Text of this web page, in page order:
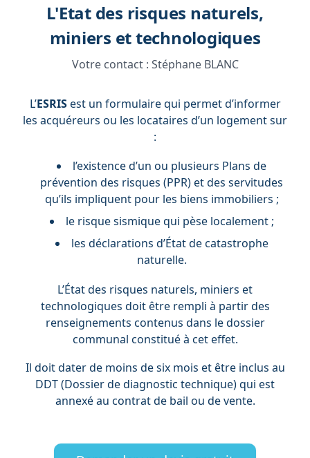
L'Etat des risques naturels,
miniers et technologiques
Votre contact : Stéphane BLANC
L’ESRISest un formulaire qui permet d’informer
les acquéreurs ou les locataires d’un logement sur
:
l’existence d’un ou plusieurs Plans de
prévention des risques (PPR) et des servitudes
qu’ils impliquent pour les biens immobiliers ;
le risque sismique qui pèse localement ;
les déclarations d’État de catastrophe
naturelle.
L’État des risques naturels, miniers et
technologiques doit être rempli à partir des
renseignements contenus dans le dossier
communal constitué à cet effet.
Il doit dater de moins de six mois et être inclus au
DDT (Dossier de diagnostic technique) qui est
annexé au contrat de bail ou de vente.